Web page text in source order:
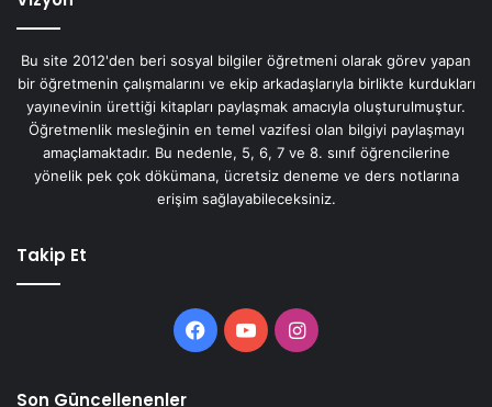
Bu site 2012'den beri sosyal bilgiler öğretmeni olarak görev yapan
bir öğretmenin çalışmalarını ve ekip arkadaşlarıyla birlikte kurdukları
yayınevinin ürettiği kitapları paylaşmak amacıyla oluşturulmuştur.
Öğretmenlik mesleğinin en temel vazifesi olan bilgiyi paylaşmayı
amaçlamaktadır. Bu nedenle, 5, 6, 7 ve 8. sınıf öğrencilerine
yönelik pek çok dökümana, ücretsiz deneme ve ders notlarına
erişim sağlayabileceksiniz.
Takip Et
Facebook
YouTubeInstagram
Son Güncellenenler